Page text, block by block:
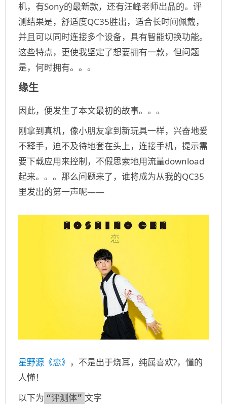
机，有Sony的最新款，还有汪峰老师出品的。评
测结果是，舒适度QC35胜出，适合长时间佩戴，
并且可以同时连接多个设备，具有智能切换功能。
这些特点，更使我坚定了想要拥有一款，但问题
是，何时拥有。。。
缘生
因此，便发生了本文最初的故事。。。
刚拿到真机，像小朋友拿到新玩具一样，兴奋地爱
不释手，迫不及待地套在头上，连接手机，提示需
要下载应用来控制，不假思索地用流量download
起来。。。那么问题来了，谁将成为从我的QC35
里发出的第一声呢——
星野源《恋》 ，不是出于烧耳，纯属喜欢?，懂的
人懂！
以下为 “评测体” 文字